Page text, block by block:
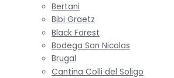
Bertani
Bibi Graetz
Black Forest
Bodega San Nicolas
Brugal
Cantina Colli del Soligo